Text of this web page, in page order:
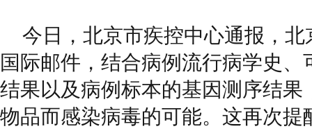
今日，北京市疾控中心通报，
国际邮件，结合病例流行病学史、
结果以及病例标本的基因测序结果
物品而感染病毒的可能。这再次提